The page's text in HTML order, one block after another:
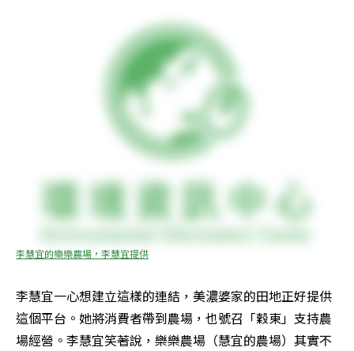
李慧宜的樂樂農場，李慧宜提供
李慧宜一心想建立這樣的連結，美濃婆家的田地正好提供
這個平台。她將消費者帶到農場，也號召「穀東」支持農
場經營。李慧宜笑著說，樂樂農場（慧宜的農場）其實不